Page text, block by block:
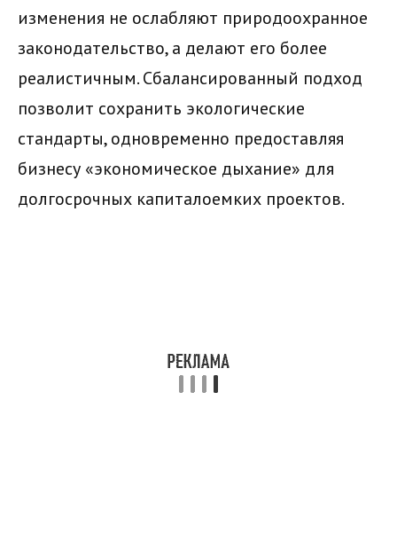
изменения не ослабляют природоохранное
законодательство, а делают его более
реалистичным. Сбалансированный подход
позволит сохранить экологические
стандарты, одновременно предоставляя
бизнесу «экономическое дыхание» для
долгосрочных капиталоемких проектов.